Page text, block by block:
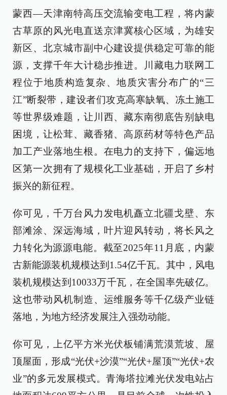
蒙西—天津南特高压交流输变电工程，将内蒙
古草原的风光电直送京津冀核心区域，为雄安
新区、北京城市副中心建设提供稳定可靠的能
源，支撑千年大计稳步推进。川藏电力联网工
程位于地质构造复杂、地质灾害分布广的“三
江”断裂带，建设者们攻克高寒缺氧、冻土施工
等世界级难题，让川西、藏东南彻底告别缺电
困境，让松茸、藏香猪、高原药材等特色产品
加工产业落地生根。在电力的支持下，偏远地
区第一次拥有了规模化工业基础，开启了乡村
振兴的新征程。
你可见，千万台风力发电机矗立北疆戈壁、东
部滩涂、深远海域，叶片迎风转动，将长风之
力转化为源源电能。截至2025年11月底，内蒙
古新能源装机规模达到1.54亿千瓦。其中，风电
装机规模达到10033万千瓦，在全国率先破亿。
这也带动风机制造、运维服务等千亿级产业链
落地，为地方经济发展注入强劲动能。
你可见，上亿平方米光伏板铺满荒漠荒坡、屋
顶屋面，形成“光伏+沙漠”“光伏+屋顶”“光伏+农
业”的多元发展模式。青海塔拉滩光伏发电站占